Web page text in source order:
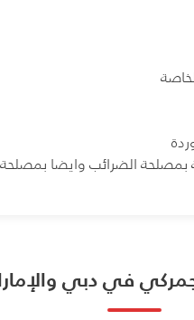
بمصلحة الضرائب وايضا
في دبي